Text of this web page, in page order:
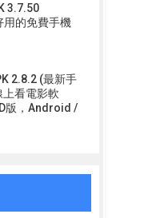
3.7.50
的免費手機
2.8.2 (最新手
看電影軟
版，Android /